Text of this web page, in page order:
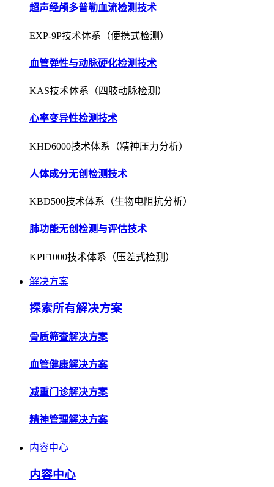
超声经颅多普勒血流检测技术
EXP-9P技术体系（便携式检测）
血管弹性与动脉硬化检测技术
KAS技术体系（四肢动脉检测）
心率变异性检测技术
KHD6000技术体系（精神压力分析）
人体成分无创检测技术
KBD500技术体系（生物电阻抗分析）
肺功能无创检测与评估技术
KPF1000技术体系（压差式检测）
解决方案
探索所有解决方案
骨质筛查解决方案
血管健康解决方案
减重门诊解决方案
精神管理解决方案
内容中心
内容中心